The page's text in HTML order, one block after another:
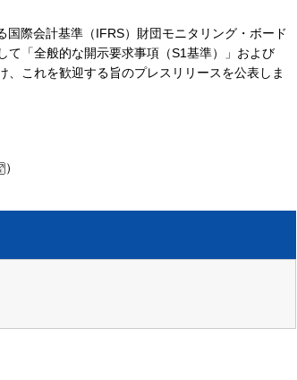
際会計基準（IFRS）財団モニタリング・ボード
て「全般的な開示要求事項（S1基準）」および
、これを歓迎する旨のプレスリリースを公表しま
）